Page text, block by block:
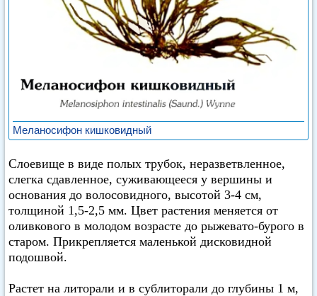
Меланосифон кишковидный
Слоевище в виде полых трубок, неразветвленное,
слегка сдавленное, суживающееся у вершины и
основания до волосовидного, высотой 3-4 см,
толщиной 1,5-2,5 мм. Цвет растения меняется от
оливкового в молодом возрасте до рыжевато-бурого в
старом. Прикрепляется маленькой дисковидной
подошвой.
Растет на литорали и в сублиторали до глубины 1 м,